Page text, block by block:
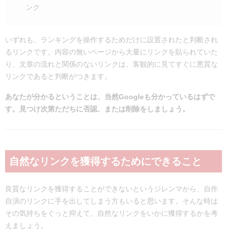
ンク
いずれも、ランキングを操作するためだけに設置されたと判断され
るリンクです。内容の無いページから大量にリンクを貼られていた
り、文章の流れと関係のないリンクは、客観的に見てすぐに悪質な
リンクであると判断がつきます。
あなたが分かるということは、当然Googleも分かっているはずで
す。見つけ次第ただちに否認、または削除をしましょう。
自然なリンクを獲得するためにできること
良質なリンクを獲得することができないというジレンマから、自作
自演のリンクに手を出してしまう方もいると思います。そんな時は
その気持ちをぐっと抑えて、自然なリンクをいかに獲得するかを考
えましょう。